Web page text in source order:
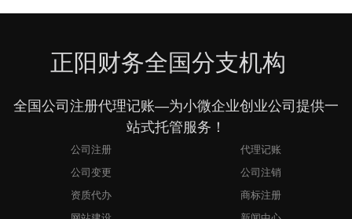
正阳财务全国分支机构
全国公司注册代理记账—为小微企业创业公司提供一
站式托管服务！
公司注册
代理记账
公司变更
公司注销
资质代办
商标注册